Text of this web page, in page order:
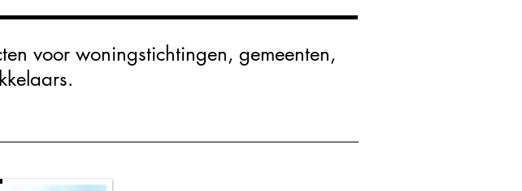
voor woningstichtingen, gemeenten,